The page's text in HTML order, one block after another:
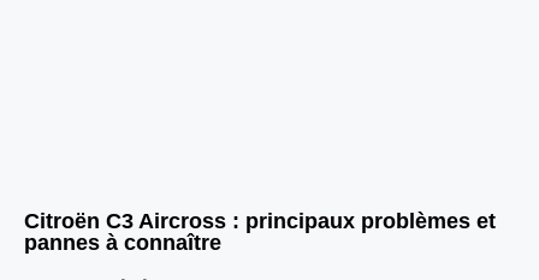
Citroën C3 Aircross : principaux problèmes et
pannes à connaître